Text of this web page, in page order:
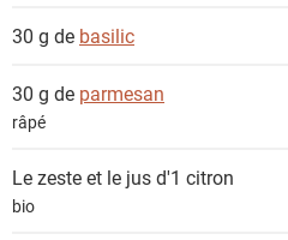
30 g de basilic
30 g de parmesan
râpé
Le zeste et le jus d'1 citron
bio